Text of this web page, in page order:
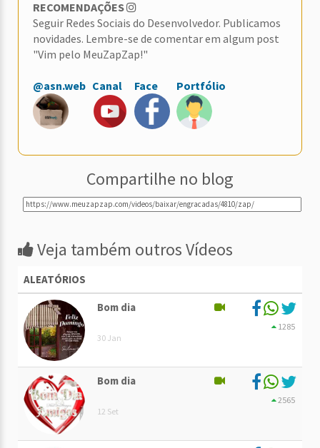
RECOMENDAÇÕES
Seguir Redes Sociais do Desenvolvedor. Publicamos
novidades. Lembre-se de comentar em algum post
"Vim pelo MeuZapZap!"
@asn.web Canal Face Portfólio
Compartilhe no blog
Veja também outros Vídeos
ALEATÓRIOS
Bom dia
30 Jan
1285
Bom dia
12 Set
2565